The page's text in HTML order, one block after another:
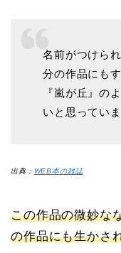
名前がつけら
分の作品にも
『嵐が丘』の
いと思っていま
出典： WEB本の雑誌
この作品の微妙な
の作品にも生かさ